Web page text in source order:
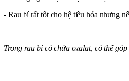
- Rau bí rất tốt cho hệ tiêu hóa nhưng
Trong rau bí có chứa oxalat, có thể